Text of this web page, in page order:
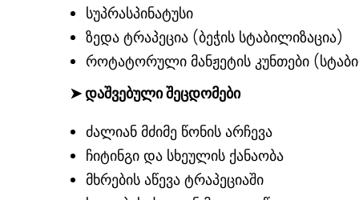
სუპრასპინატუსი
ზედა ტრაპეცია (ბეჭის სტაბილიზაცია)
როტატორული მანჟეტის კუნთები
➤დაშვებული შეცდომები
ძალიან მძიმე წონის არჩევა
ჩიტინგი და სხეულის ქანაობა
მხრების აწევა ტრაპეციაში